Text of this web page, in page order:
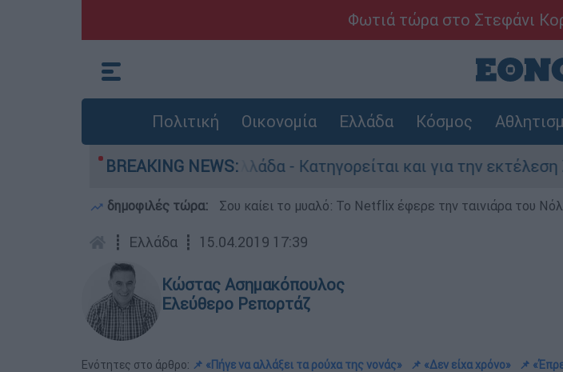
Φωτιά τώρα στο Στεφάνι
Πολιτική Οικονομία Ελλάδα Κόσμος
BREAKING NEWS:
στην Ελλάδα - Κατηγορείται και για την εκτέλεση Ζαμπούνη
δημοφιλές τώρα: Σου καίει το μυαλό: Το Netflix έφερε την ταινιάρα του
┋ Ελλάδα ┋ 15.04.2019 17:39
Κώστας Ασημακόπουλος
Ελεύθερο Ρεπορτάζ
Ενότητες στο άρθρο: 📌 «Πήγε να αλλάξει τα ρούχα της νονάς» 📌 «Δεν είχα χρόνο»
📌